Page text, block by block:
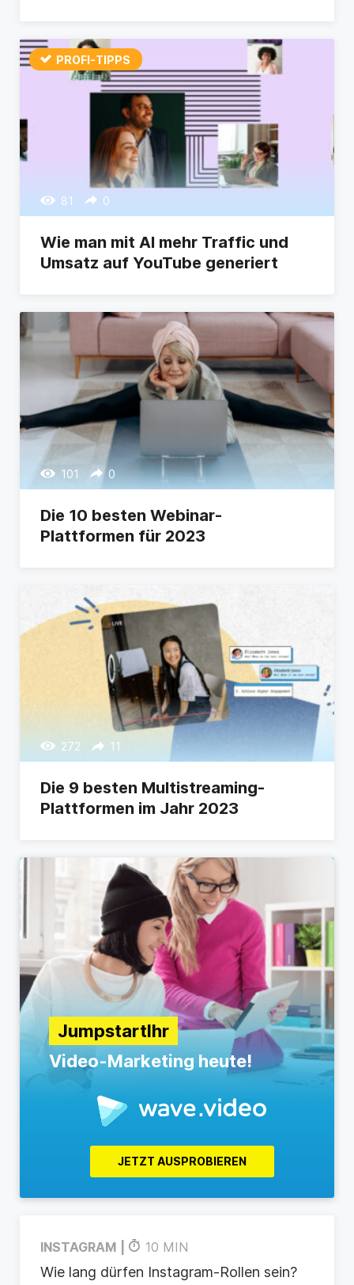
PROFI-TIPPS
81 0
Wie man mit AI mehr Traffic und
Umsatz auf YouTube generiert
101 0
Die 10 besten Webinar-
Plattformen für 2023
272 11
Die 9 besten Multistreaming-
Plattformen im Jahr 2023
JumpstartIhr
Video-Marketing heute!
JETZT AUSPROBIEREN
Wie lang dürfen Instagram-Rollen sein?
INSTAGRAM 10 MIN